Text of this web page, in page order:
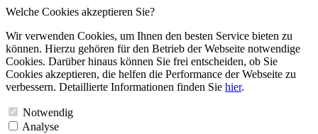
Welche Cookies akzeptieren Sie?
Wir verwenden Cookies, um Ihnen den besten Service bieten zu
können. Hierzu gehören für den Betrieb der Webseite notwendige
Cookies. Darüber hinaus können Sie frei entscheiden, ob Sie
Cookies akzeptieren, die helfen die Performance der Webseite zu
verbessern. Detaillierte Informationen finden Sie hier.
Notwendig
Analyse